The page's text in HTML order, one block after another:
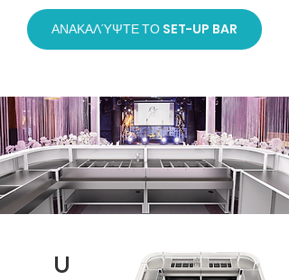
ΑΝΑΚΑΛΎΨΤΕ ΤΟ SET-UP BAR
U